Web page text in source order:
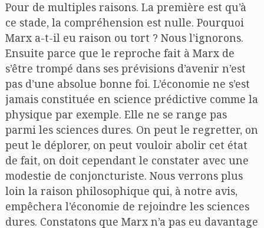
Pour de multiples raisons. La première est qu’à
ce stade, la compréhension est nulle. Pourquoi
Marx a-t-il eu raison ou tort ? Nous l’ignorons.
Ensuite parce que le reproche fait à Marx de
s’être trompé dans ses prévisions d’avenir n’est
pas d’une absolue bonne foi. L’économie ne s’est
jamais constituée en science prédictive comme la
physique par exemple. Elle ne se range pas
parmi les sciences dures. On peut le regretter, on
peut le déplorer, on peut vouloir abolir cet état
de fait, on doit cependant le constater avec une
modestie de conjoncturiste. Nous verrons plus
loin la raison philosophique qui, à notre avis,
empêchera l’économie de rejoindre les sciences
dures. Constatons que Marx n’a pas eu davantage